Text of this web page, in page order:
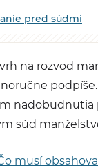
pred súdmi
na rozvod
nadobudnutia
súd
musí